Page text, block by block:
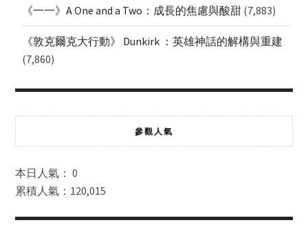
《一一》A One and a Two：成長的焦慮與酸甜 (7,883)
《敦克爾克大行動》 Dunkirk ：英雄神話的解構與重建
(7,860)
參觀人氣
本日人氣： 0
累積人氣：120,015